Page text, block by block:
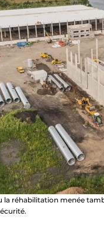
la réhabilitation menée